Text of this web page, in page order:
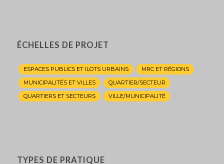
ÉCHELLES DE PROJET
ESPACES PUBLICS ET ILOTS URBAINS
MRC ET RÉGIONS
MUNICIPALITÉS ET VILLES
QUARTIER/SECTEUR
QUARTIERS ET SECTEURS
VILLE/MUNICIPALITÉ
TYPES DE PRATIQUE